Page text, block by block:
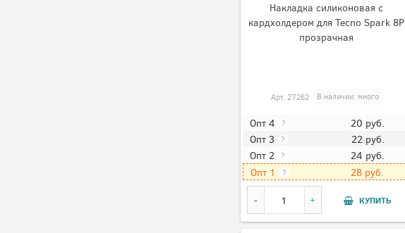
Накладка силиконовая с
кардхолдером для Tecno Spark 8P
прозрачная
Арт. 27262 В наличии: много
Опт 4 ? 20 руб.
Опт 3 ? 22 руб.
Опт 2 ? 24 руб.
Опт 1 ? 28 руб.
КУПИТЬ